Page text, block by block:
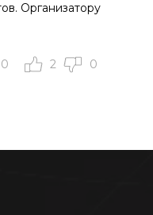
Организатору
2 0